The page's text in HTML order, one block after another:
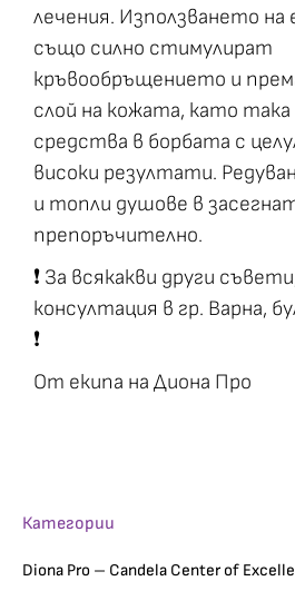
лечения. Използването на
също силно стимулират
кръвообръщението и
слой на кожата, като така
средства в борбата с
високи резултати.
и топли душове в
препоръчително.
❗ За всякакви други
консултация в гр. Варна,
❗
От екипа на Диона Про
Категории
Diona Pro – Candela Center of